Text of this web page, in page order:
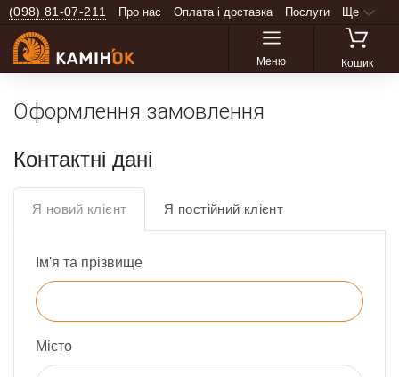
(098) 81-07-211 Про нас Оплата і доставка Послуги Ще
Меню Кошик
Оформлення замовлення
Контактні дані
Я новий клієнт Я постійний клієнт
Ім'я та прізвище
Місто